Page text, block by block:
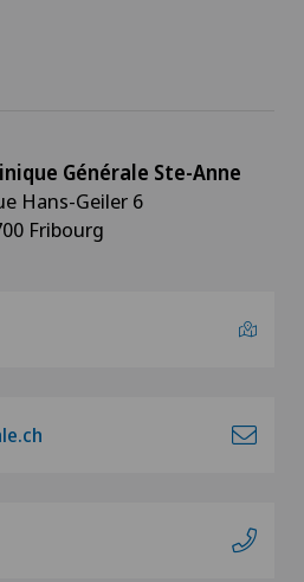
Générale Ste-Anne
Hans-Geiler 6
Fribourg